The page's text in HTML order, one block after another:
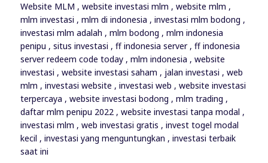
Website MLM , website investasi mlm , website mlm ,
mlm investasi , mlm di indonesia , investasi mlm bodong ,
investasi mlm adalah , mlm bodong , mlm indonesia
penipu , situs investasi , ff indonesia server , ff indonesia
server redeem code today , mlm indonesia , website
investasi , website investasi saham , jalan investasi , web
mlm , investasi website , investasi web , website investasi
terpercaya , website investasi bodong , mlm trading ,
daftar mlm penipu 2022 , website investasi tanpa modal ,
investasi mlm , web investasi gratis , invest togel modal
kecil , investasi yang menguntungkan , investasi terbaik
saat ini